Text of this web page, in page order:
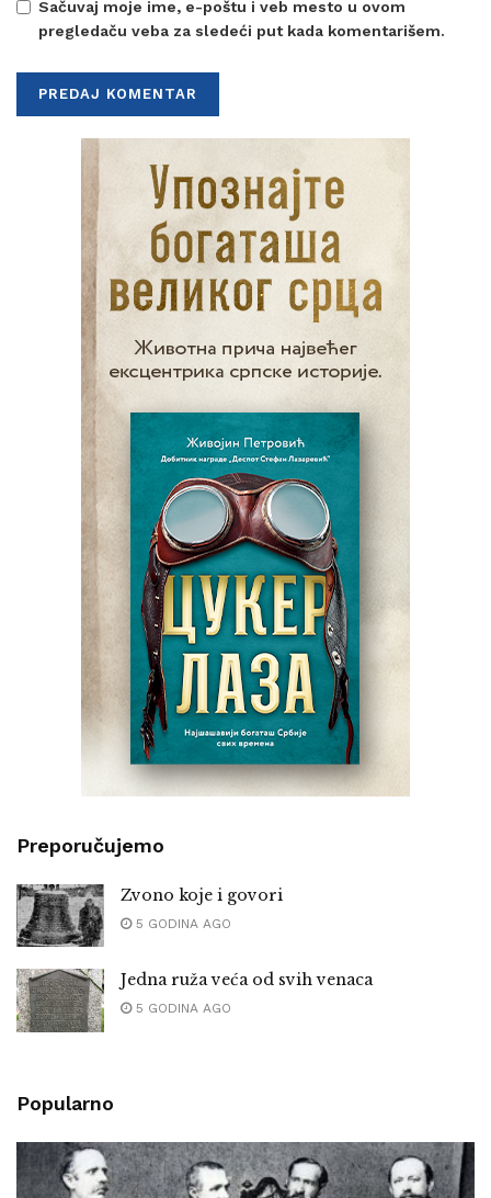
Sačuvaj moje ime, e-poštu i veb mesto u ovom
pregledaču veba za sledeći put kada komentarišem.
Preporučujemo
Zvono koje i govori
5 GODINA AGO
Jedna ruža veća od svih venaca
5 GODINA AGO
Popularno